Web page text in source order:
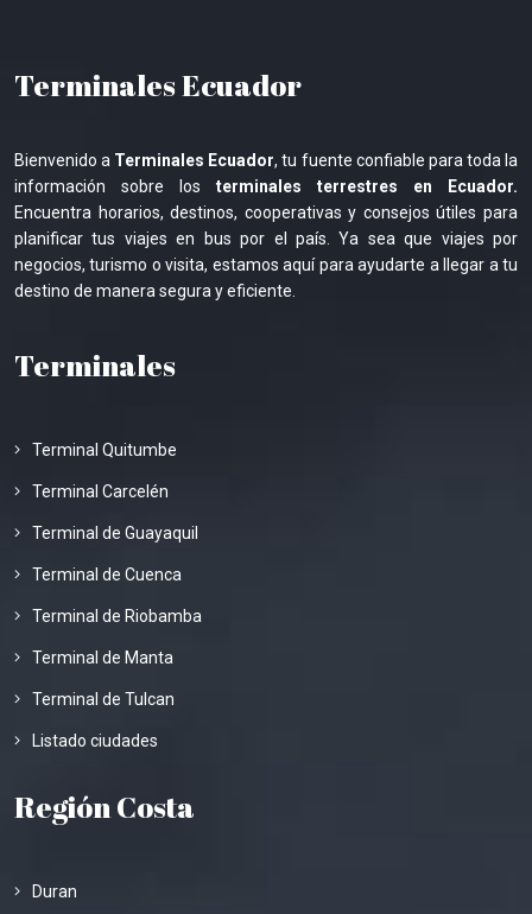
Terminales Ecuador
Bienvenido a Terminales Ecuador, tu fuente confiable para toda la
información sobre los terminales terrestres en Ecuador.
Encuentra horarios, destinos, cooperativas y consejos útiles para
planificar tus viajes en bus por el país. Ya sea que viajes por
negocios, turismo o visita, estamos aquí para ayudarte a llegar a tu
destino de manera segura y eficiente.
Terminales
Terminal Quitumbe
Terminal Carcelén
Terminal de Guayaquil
Terminal de Cuenca
Terminal de Riobamba
Terminal de Manta
Terminal de Tulcan
Listado ciudades
Región Costa
Duran